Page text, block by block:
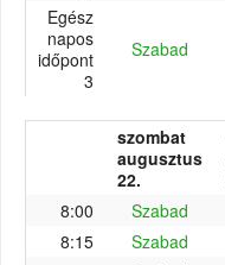
Egész
napos
időpont
3
Szabad
szombat
augusztus
22.
8:00
Szabad
8:15
Szabad